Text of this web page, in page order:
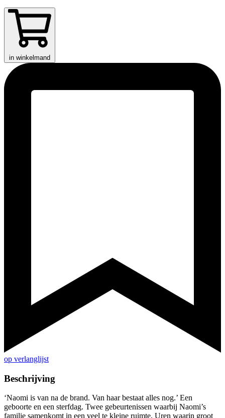
in winkelmand
op verlanglijst
Beschrijving
‘Naomi is van na de brand. Van haar bestaat alles nog.’ Een
geboorte en een sterfdag. Twee gebeurtenissen waarbij Naomi’s
familie samenkomt in een veel te kleine ruimte. Uren waarin groot